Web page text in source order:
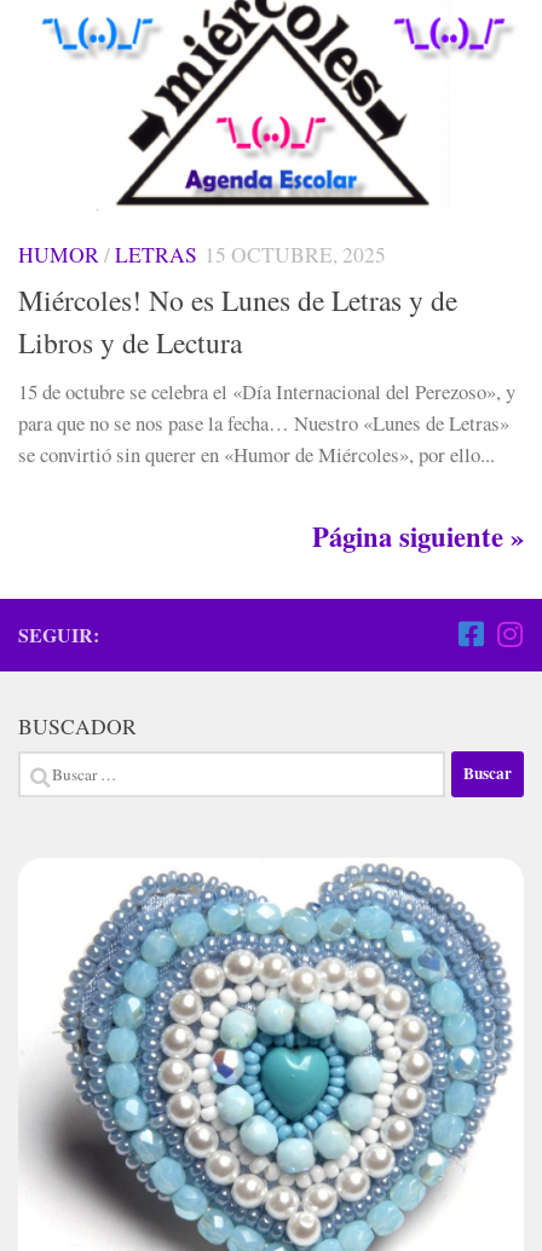
HUMOR/LETRAS 15 OCTUBRE, 2025
Miércoles! No es Lunes de Letras y de
Libros y de Lectura
15 de octubre se celebra el «Día Internacional del Perezoso», y
para que no se nos pase la fecha… Nuestro «Lunes de Letras»
se convirtió sin querer en «Humor de Miércoles», por ello...
Página siguiente »
SEGUIR:
BUSCADOR
Buscar: